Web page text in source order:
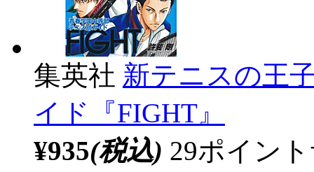
集英社 新テニスの王
イド『FIGHT』
¥935(税込) 29ポイン